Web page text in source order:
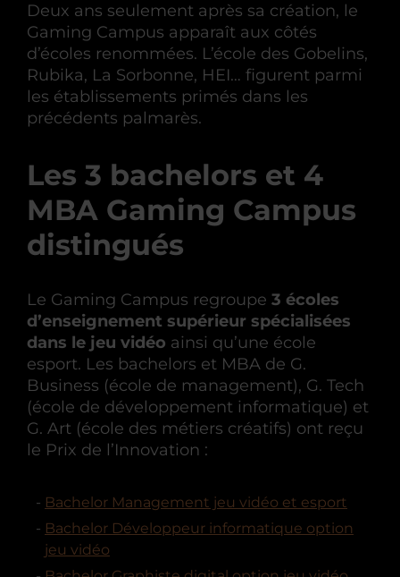
Deux ans seulement après sa création, le
Gaming Campus apparaît aux côtés
d’écoles renommées. L’école des Gobelins,
Rubika, La Sorbonne, HEI… figurent parmi
les établissements primés dans les
précédents palmarès.
Les 3 bachelors et 4
MBA Gaming Campus
distingués
Le Gaming Campus regroupe 3 écoles
d’enseignement supérieur spécialisées
dans le jeu vidéo ainsi qu’une école
esport. Les bachelors et MBA de G.
Business (école de management), G. Tech
(école de développement informatique) et
G. Art (école des métiers créatifs) ont reçu
le Prix de l’Innovation :
Bachelor Management jeu vidéo et esport
Bachelor Développeur informatique option
jeu vidéo